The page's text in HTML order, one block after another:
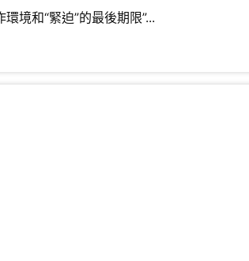
境和“緊迫”的最後期限”...